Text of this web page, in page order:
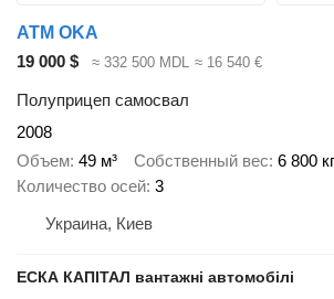
ATM OKA
19 000 $
≈ 332 500 MDL ≈ 16 540 €
Полуприцеп самосвал
2008
Объем 49 м³ Собственный вес 6 800 кг
Количество осей 3
Украина, Киев
ЕСКА КАПІТАЛ вантажні автомобілі